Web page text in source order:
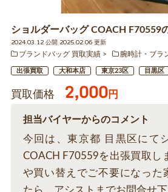
ショルダーバッグ COACH F70559
2024.03.12 公開 2025.02.06 更新
ブランドバッグ 買取実績
腕時計・ブラ
出張買取 大和本店 東京23区 目黒区
買取価格 2,000円
担当バイヤーからのコメント
今回は、東京都 目黒区にて
COACH F70559を出張買取し
や買い替えでご不要になった
たら、アシストまでお問合せ下